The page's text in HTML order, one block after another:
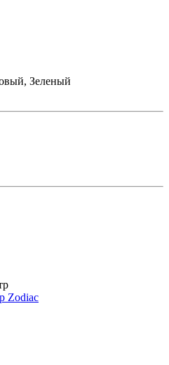
Зеленый
Zodiac